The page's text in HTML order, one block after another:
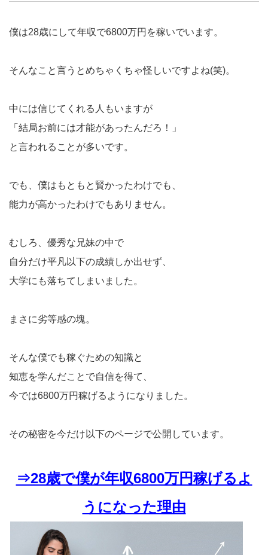
僕は28歳にして年収で6800万円を稼いでいます。
そんなこと言うとめちゃくちゃ怪しいですよね(笑)。
中には信じてくれる人もいますが
「結局お前には才能があったんだろ！」
と言われることが多いです。
でも、僕はもともと賢かったわけでも、
能力が高かったわけでもありません。
むしろ、優秀な兄妹の中で
自分だけ平凡以下の成績しか出せず、
大学にも落ちてしまいました。
まさに劣等感の塊。
そんな僕でも稼ぐための知識と
知恵を学んだことで自信を得て、
今では6800万円稼げるようになりました。
その秘密を今だけ以下のページで公開しています。
⇒28歳で僕が年収6800万円稼げるよ
うになった理由